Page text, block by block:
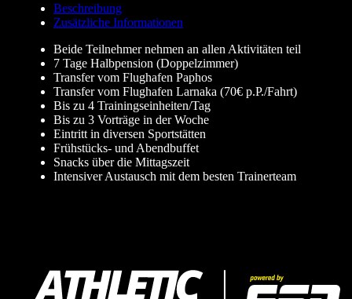
Beschreibung
Zusätzliche Informationen
Beide Teilnehmer nehmen an allen Aktivitäten teil
7 Tage Halbpension (Doppelzimmer)
Transfer vom Flughafen Paphos
Transfer vom Flughafen Larnaka (70€ p.P./Fahrt)
Bis zu 4 Trainingseinheiten/Tag
Bis zu 3 Vorträge in der Woche
Eintritt in diversen Sportstätten
Frühstücks- und Abendbuffet
Snacks über die Mittagszeit
Intensiver Austausch mit dem besten Trainerteam